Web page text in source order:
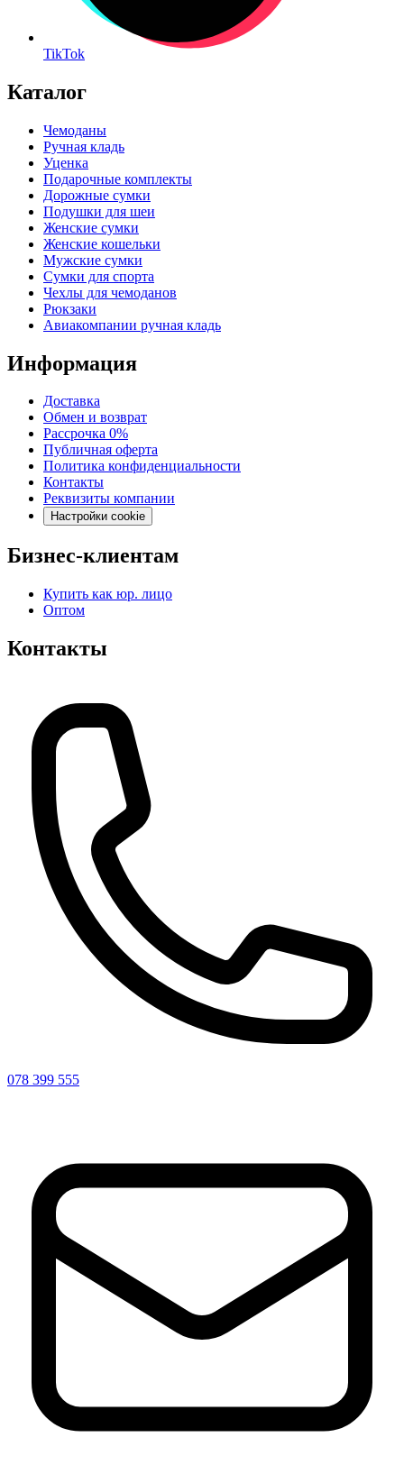
TikTok
Каталог
Чемоданы
Ручная кладь
Уценка
Подарочные комплекты
Дорожные сумки
Подушки для шеи
Женские сумки
Женские кошельки
Мужские сумки
Сумки для спорта
Чехлы для чемоданов
Рюкзаки
Авиакомпании ручная кладь
Информация
Доставка
Обмен и возврат
Рассрочка 0%
Публичная оферта
Политика конфиденциальности
Контакты
Реквизиты компании
Настройки cookie
Бизнес-клиентам
Купить как юр. лицо
Оптом
Контакты
078 399 555